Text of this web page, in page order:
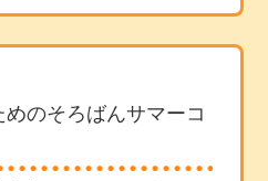
のそろばんサマーコ